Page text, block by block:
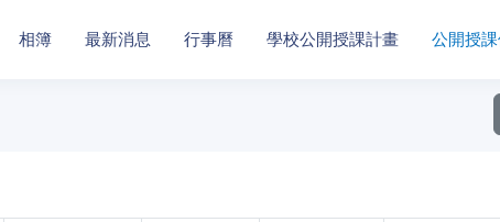
相簿 最新消息 行事曆 學校公開授課計畫 公開授